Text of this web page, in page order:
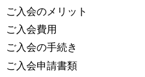
ご入会のメリット
ご入会費用
ご入会の手続き
ご入会申請書類